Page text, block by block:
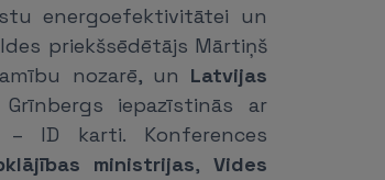
energoefektivitātei un
priekšsēdētājs Mārtiņš
nozarē, un Latvijas
iepazīstinās ar
– ID karti. Konferences
ministrijas,Vides